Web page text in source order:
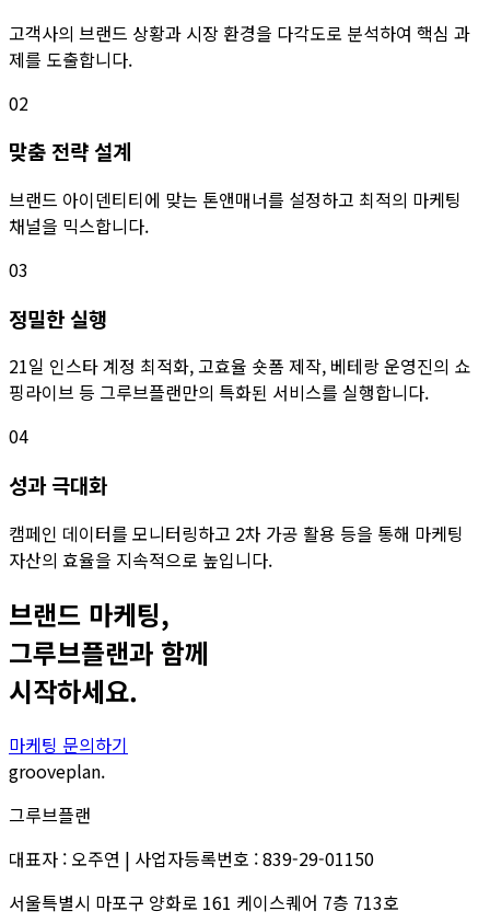
고객사의 브랜드 상황과 시장 환경을 다각도로 분석하여 핵심 과
제를 도출합니다.
02
맞춤 전략 설계
브랜드 아이덴티티에 맞는 톤앤매너를 설정하고 최적의 마케팅
채널을 믹스합니다.
03
정밀한 실행
21일 인스타 계정 최적화, 고효율 숏폼 제작, 베테랑 운영진의 쇼
핑라이브 등 그루브플랜만의 특화된 서비스를 실행합니다.
04
성과 극대화
캠페인 데이터를 모니터링하고 2차 가공 활용 등을 통해 마케팅
자산의 효율을 지속적으로 높입니다.
브랜드 마케팅,
그루브플랜과 함께
시작하세요.
마케팅 문의하기
grooveplan.
그루브플랜
대표자 : 오주연 | 사업자등록번호 : 839-29-01150
서울특별시 마포구 양화로 161 케이스퀘어 7층 713호